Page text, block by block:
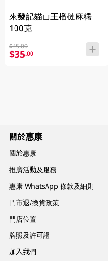
來發記貓山王榴槤麻糬
100克
$45.00
$35.00
關於惠康
關於惠康
推廣活動及服務
惠康 WhatsApp 條款及細則
門市退/換貨政策
門店位置
牌照及許可證
加入我們